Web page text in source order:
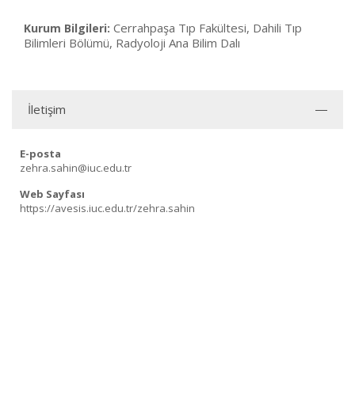
Kurum Bilgileri: Cerrahpaşa Tıp Fakültesi, Dahili Tıp
Bilimleri Bölümü, Radyoloji Ana Bilim Dalı
İletişim
E-posta
zehra.sahin@iuc.edu.tr
Web Sayfası
https://avesis.iuc.edu.tr/zehra.sahin